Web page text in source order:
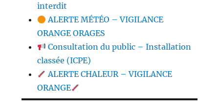
interdit
ALERTE MÉTÉO – VIGILANCE
ORANGE ORAGES
Consultation du public – Installation
classée (ICPE)
ALERTE CHALEUR – VIGILANCE
ORANGE